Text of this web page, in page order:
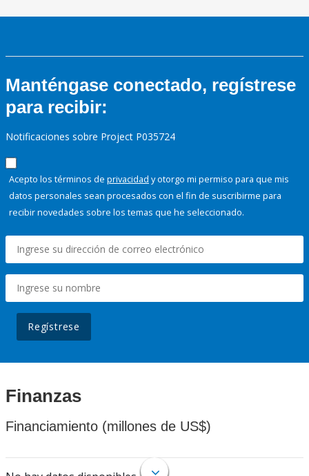
Manténgase conectado, regístrese
para recibir:
Notificaciones sobre Project P035724
Acepto los términos de privacidad y otorgo mi permiso para que mis
datos personales sean procesados con el fin de suscribirme para
recibir novedades sobre los temas que he seleccionado.
Regístrese
Finanzas
Financiamiento (millones de US$)